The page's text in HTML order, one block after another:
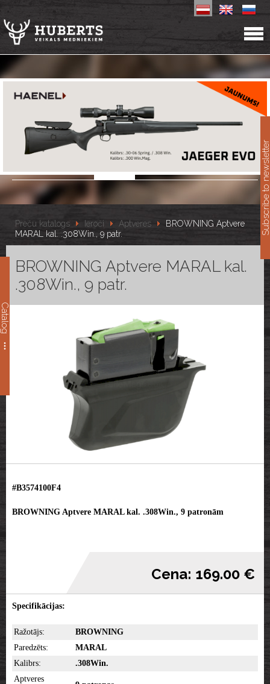
Catalog
Preču katalogs Ieroči Aptveres
BROWNING Aptvere
MARAL kal. .308Win., 9 patr.
BROWNING Aptvere MARAL kal.
.308Win., 9 patr.
#B3574100F4
BROWNING Aptvere MARAL kal. .308Win., 9 patronām
Cena: 169.00 €
Specifikācijas:
Ražotājs:
BROWNING
Paredzēts:
MARAL
Kalibrs:
.308Win.
Aptveres
Subscribe